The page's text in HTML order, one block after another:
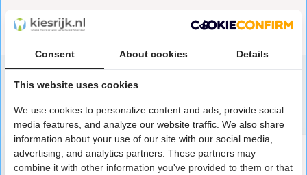
Reviews
Speciaal aanbevolen voor jou
Consent About cookies Details
This website uses cookies
We use cookies to personalize content and ads, provide social
media features, and analyze our website traffic. We also share
information about your use of our site with our social media,
advertising, and analytics partners. These partners may
combine it with other information you've provided to them or that